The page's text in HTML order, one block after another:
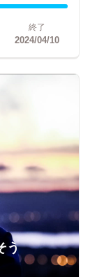
終了
2024/04/10
う